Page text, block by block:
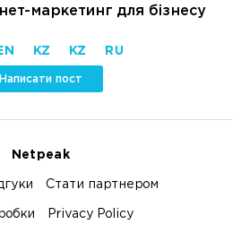
маркетинг для бізнесу
KZ KZ RU
Написати пост
Netpeak
Стати партнером
Privacy Policy